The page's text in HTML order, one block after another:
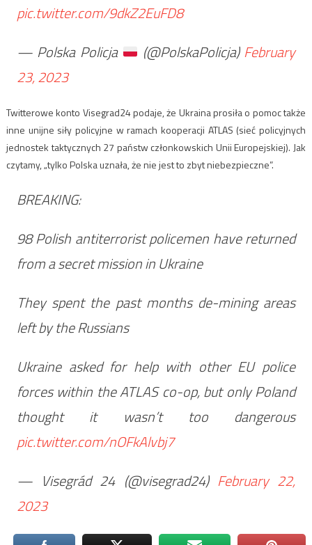
pic.twitter.com/9dkZ2EuFD8
— Polska Policja
(@PolskaPolicja)February
23, 2023
Twitterowe konto Visegrad24 podaje, że Ukraina prosiła o pomoc także
inne unijne siły policyjne w ramach kooperacji ATLAS (sieć policyjnych
jednostek taktycznych 27 państw członkowskich Unii Europejskiej). Jak
czytamy, „tylko Polska uznała, że nie jest to zbyt niebezpieczne”.
BREAKING:
98 Polish antiterrorist policemen have returned
from a secret mission in Ukraine
They spent the past months de-mining areas
left by the Russians
Ukraine asked for help with other EU police
forces within the ATLAS co-op, but only Poland
thought it wasn’t too dangerous
pic.twitter.com/nOFkAlvbj7
— Visegrád 24 (@visegrad24) February 22,
2023